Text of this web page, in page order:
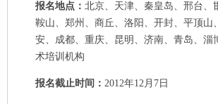
报名地点：北京、天津、秦皇岛、邢台
鞍山、郑州、商丘、洛阳、开封、平顶
安、成都、重庆、昆明、济南、青岛、
术培训机构
报名截止时间：2012年12月7日